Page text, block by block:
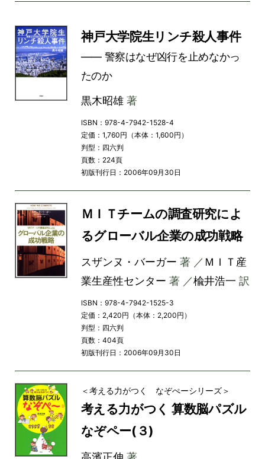
神戸大学院生リンチ殺人事件
―― 警察はなぜ凶行を止めなかっ
たのか
黒木昭雄著
ISBN：978-4-7942-1528-4
定価：1,760円（本体：1,600円）
判型：四六判
頁数：224頁
初版刊行日：2006年09月30日
ＭＩＴチームの調査研究によ
るグローバル企業の成功戦略
スザンヌ・バーガー 著 ／ ＭＩＴ産
業生産性センター 著 ／楡井浩一 訳
ISBN：978-4-7942-1525-3
定価：2,420円（本体：2,200円）
判型：四六判
頁数：404頁
初版刊行日：2006年09月30日
＜考える力がつく なぞぺーシリーズ＞
考える力がつく 算数脳パズル
なぞペー(３)